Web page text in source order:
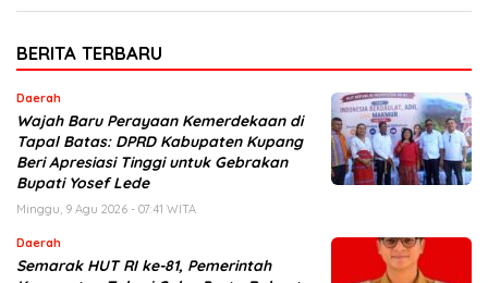
BERITA TERBARU
Daerah
Wajah Baru Perayaan Kemerdekaan di
Tapal Batas: DPRD Kabupaten Kupang
Beri Apresiasi Tinggi untuk Gebrakan
Bupati Yosef Lede
Minggu, 9 Agu 2026 - 07:41 WITA
Daerah
Semarak HUT RI ke-81, Pemerintah